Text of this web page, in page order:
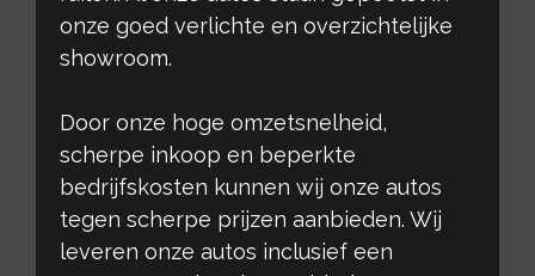
onze goed verlichte en overzichtelijke
showroom.
Door onze hoge omzetsnelheid,
scherpe inkoop en beperkte
bedrijfskosten kunnen wij onze autos
tegen scherpe prijzen aanbieden. Wij
leveren onze autos inclusief een